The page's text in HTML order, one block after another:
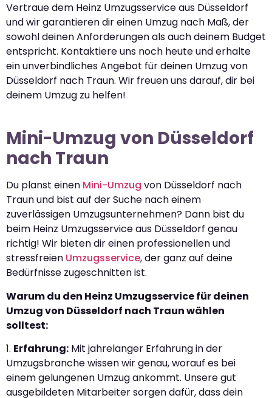
Vertraue dem Heinz Umzugsservice aus Düsseldorf
und wir garantieren dir einen Umzug nach Maß, der
sowohl deinen Anforderungen als auch deinem Budget
entspricht. Kontaktiere uns noch heute und erhalte
ein unverbindliches Angebot für deinen Umzug von
Düsseldorf nach Traun. Wir freuen uns darauf, dir bei
deinem Umzug zu helfen!
Mini-Umzug von Düsseldorf
nach Traun
Du planst einen Mini-Umzug von Düsseldorf nach
Traun und bist auf der Suche nach einem
zuverlässigen Umzugsunternehmen? Dann bist du
beim Heinz Umzugsservice aus Düsseldorf genau
richtig! Wir bieten dir einen professionellen und
stressfreien Umzugsservice, der ganz auf deine
Bedürfnisse zugeschnitten ist.
Warum du den Heinz Umzugsservice für deinen
Umzug von Düsseldorf nach Traun wählen
solltest:
1. Erfahrung: Mit jahrelanger Erfahrung in der
Umzugsbranche wissen wir genau, worauf es bei
einem gelungenen Umzug ankommt. Unsere gut
ausgebildeten Mitarbeiter sorgen dafür, dass dein